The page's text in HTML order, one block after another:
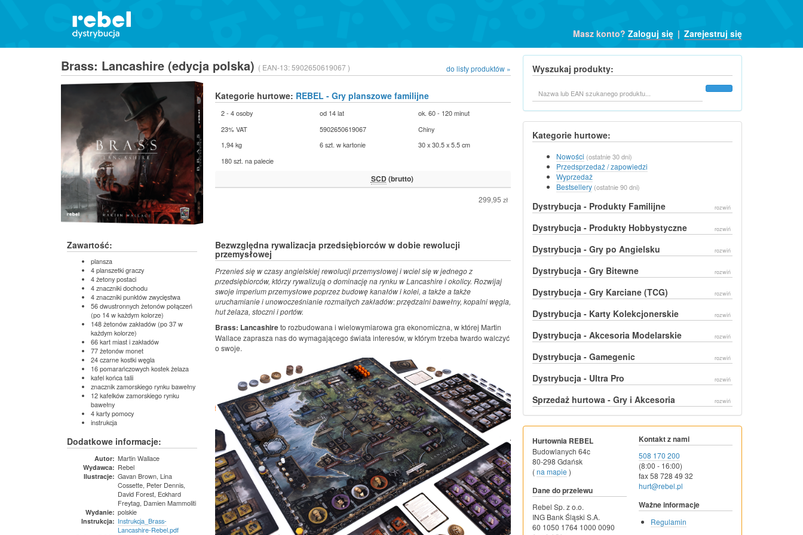
Masz konto? Zaloguj się | Zarejestruj się
Brass: Lancashire (edycja polska) ( EAN-13:5902650619067 ) do listy produktów »
Kategorie hurtowe: REBEL - Gry planszowe familijne
2 - 4 osoby od 14 lat
ok. 60 - 120 minut
23% VAT
5902650619067
Chiny
1,94 kg
6 szt. w kartonie
30 x 30.5 x 5.5 cm
180 szt. na palecie
SCD (brutto)
299,95 zł
Zawartość:
plansza
4 planszetki graczy
4 żetony postaci
4 znaczniki dochodu
4 znaczniki punktów zwycięstwa
56 dwustronnych żetonów połączeń
(po 14 w każdym kolorze)
148 żetonów zakładów (po 37 w
każdym kolorze)
66 kart miast i zakładów
77 żetonów monet
24 czarne kostki węgla
16 pomarańczowych kostek żelaza
kafel końca talii
znacznik zamorskiego rynku bawełny
12 kafelków zamorskiego rynku
bawełny
4 karty pomocy
instrukcja
Dodatkowe informacje:
Autor: Martin Wallace
Wydawca: Rebel
Ilustracje: Gavan Brown, Lina
Cossette, Peter Dennis,
David Forest, Eckhard
Freytag, Damien Mammoliti
Wydanie: polskie
Instrukcja: Instrukcja_Brass-
Lancashire-Rebel.pdf
Bezwzględna rywalizacja przedsiębiorców w dobie rewolucji
przemysłowej
Przenieś się w czasy angielskiej rewolucji przemysłowej i wciel się w jednego z
przedsiębiorców, którzy rywalizują o dominację na rynku w Lancashire i okolicy. Rozwijaj
swoje imperium przemysłowe poprzez budowę kanałów i kolei, a także a także
uruchamianie i unowocześnianie rozmaitych zakładów: przędzalni bawełny, kopalni węgla,
hut żelaza, stoczni i portów.
Brass: Lancashireto rozbudowana i wielowymiarowa gra ekonomiczna, w której Martin
Wallace zaprasza nas do wymagającego świata interesów, w którym trzeba twardo walczyć
o swoje.
Wyszukaj produkty:
Kategorie hurtowe:
Nowości (ostatnie 30 dni)
Przedsprzedaż / zapowiedzi
Wyprzedaż
Bestsellery (ostatnie 90 dni)
Dystrybucja - Produkty Familijne rozwiń
Dystrybucja - Produkty Hobbystyczne rozwiń
Dystrybucja - Gry po Angielsku rozwiń
Dystrybucja - Gry Bitewne rozwiń
Dystrybucja - Gry Karciane (TCG) rozwiń
Dystrybucja - Karty Kolekcjonerskie rozwiń
Dystrybucja - Akcesoria Modelarskie rozwiń
Dystrybucja - Gamegenic rozwiń
Dystrybucja - Ultra Pro rozwiń
Sprzedaż hurtowa - Gry i Akcesoria rozwiń
Hurtownia REBEL
Budowlanych 64c
80-298 Gdańsk
(na mapie )
Dane do przelewu
Rebel Sp. z o.o.
ING Bank Śląski S.A.
60 1050 1764 1000 0090
Kontakt z nami
508 170 200
(8:00 - 16:00)
fax 58 728 49 32
hurt@rebel.pl
Ważne informacje
Regulamin